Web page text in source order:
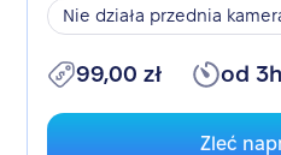
Nie działa przednia
99,00 zł od 3h
Zleć